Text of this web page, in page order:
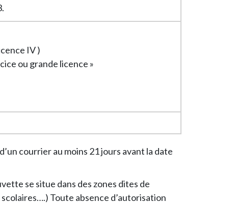
IV )
ou grande licence »
courrier au moins 21 jours avant la date
se situe dans des zones dites de
Toute absence d’autorisation